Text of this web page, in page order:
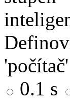
'počítač'
0.1 s